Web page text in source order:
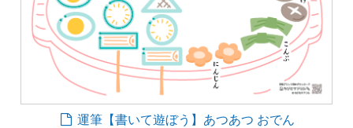
運筆【書いて遊ぼう】あつあつ おでん